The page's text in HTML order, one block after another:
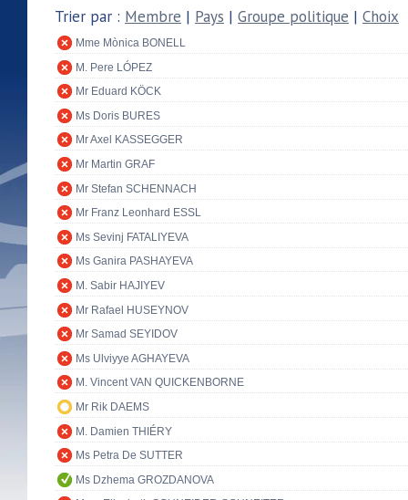
Trier par : Membre | Pays | Groupe politique | Choix
Mme Mònica BONELL
M. Pere LÓPEZ
Mr Eduard KÖCK
Ms Doris BURES
Mr Axel KASSEGGER
Mr Martin GRAF
Mr Stefan SCHENNACH
Mr Franz Leonhard ESSL
Ms Sevinj FATALIYEVA
Ms Ganira PASHAYEVA
M. Sabir HAJIYEV
Mr Rafael HUSEYNOV
Mr Samad SEYIDOV
Ms Ulviyye AGHAYEVA
M. Vincent VAN QUICKENBORNE
Mr Rik DAEMS
M. Damien THIÉRY
Ms Petra De SUTTER
Ms Dzhema GROZDANOVA